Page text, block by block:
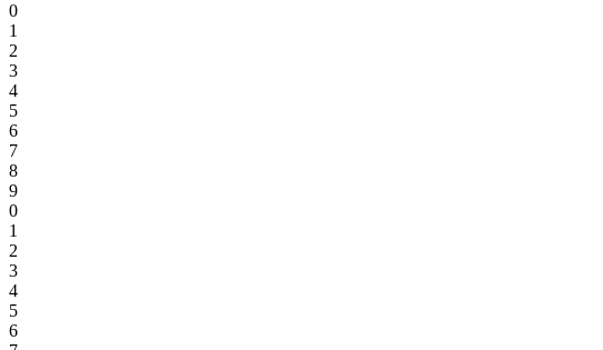
0
1
2
3
4
5
6
7
8
9
0
1
2
3
4
5
6